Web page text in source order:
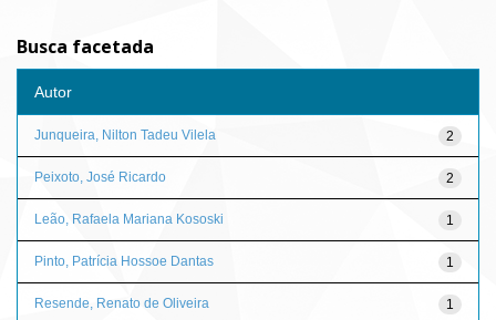
Busca facetada
Autor
2
Junqueira, Nilton Tadeu Vilela
2
Peixoto, José Ricardo
1
Leão, Rafaela Mariana Kososki
1
Pinto, Patrícia Hossoe Dantas
1
Resende, Renato de Oliveira